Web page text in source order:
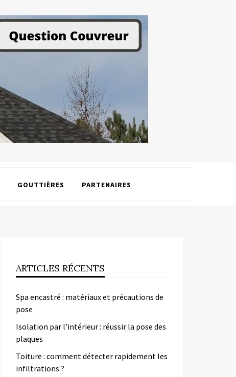
GOUTTIÈRES PARTENAIRES
ARTICLES RÉCENTS
Spa encastré : matériaux et précautions de
pose
Isolation par l’intérieur : réussir la pose des
plaques
Toiture : comment détecter rapidement les
infiltrations ?